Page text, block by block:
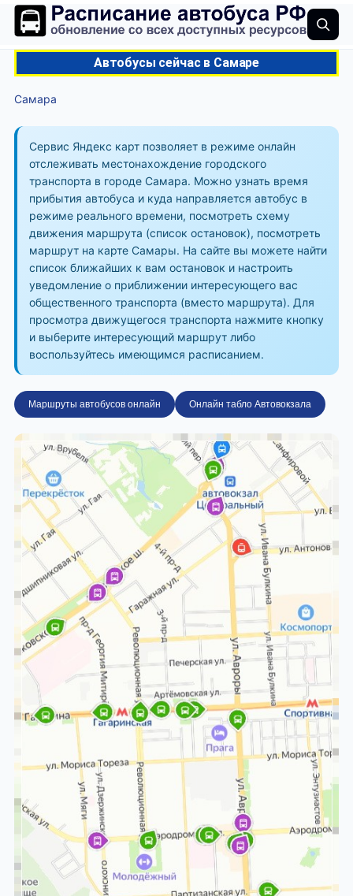
Автобусы сейчас в Самаре
Самара
Сервис Яндекс карт позволяет в режиме онлайн
отслеживать местонахождение городского
транспорта в городе Самара. Можно узнать время
прибытия автобуса и куда направляется автобус в
режиме реального времени, посмотреть схему
движения маршрута (список остановок), посмотреть
маршрут на карте Самары. На сайте вы можете найти
список ближайших к вам остановок и настроить
уведомление о приближении интересующего вас
общественного транспорта (вместо маршрута). Для
просмотра движущегося транспорта нажмите кнопку
и выберите интересующий маршрут либо
воспользуйтесь имеющимся расписанием.
Маршруты автобусов онлайн Онлайн табло Автовокзала